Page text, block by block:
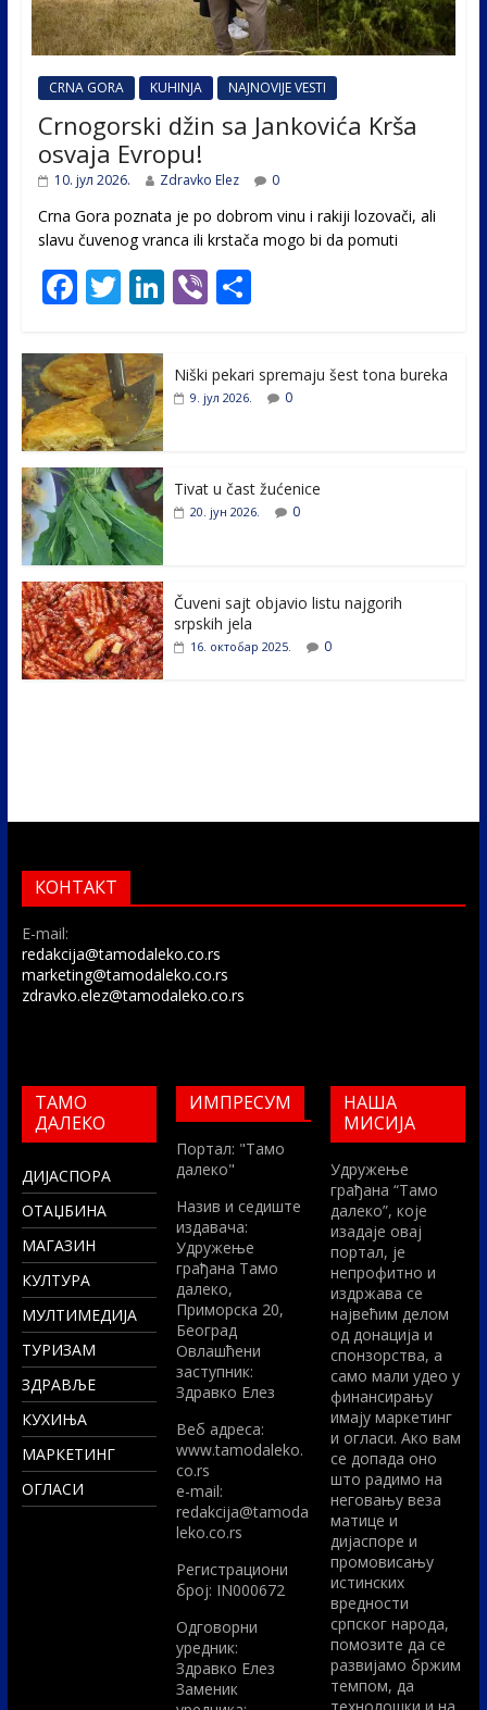
CRNA GORA KUHINJA NAJNOVIJE VESTI
Crnogorski džin sa Jankovića Krša
osvaja Evropu!
10. јул 2026. Zdravko Elez 0
Crna Gora poznata je po dobrom vinu i rakiji lozovači, ali
slavu čuvenog vranca ili krstača mogo bi da pomuti
F
e
b
o
o
k
T
itt
er
Li
e
Vi
er
S
e
Niški pekari spremaju šest tona bureka
9. јул 2026. 0
Tivat u čast žućenice
20. јун 2026. 0
Čuveni sajt objavio listu najgorih
srpskih jela
16. октобар 2025. 0
КОНТАКТ
E-mail:
redakcija@tamodaleko.co.rs
marketing@tamodaleko.co.rs
zdravko.elez@tamodaleko.co.rs
ТАМО
ДАЛЕКО
ДИЈАСПОРА
ОТАЏБИНА
МАГАЗИН
КУЛТУРА
МУЛТИМЕДИЈА
ТУРИЗАМ
ЗДРАВЉЕ
КУХИЊА
МАРКЕТИНГ
ОГЛАСИ
ИМПРЕСУМ
Портал: "Тамо
далеко"
Назив и седиште
издавача:
Удружење
грађана Тамо
далеко,
Приморска 20,
Београд
Овлашћени
заступник:
Здравко Елез
Вeб адреса:
www.tamodaleko.
co.rs
e-mail:
redakcija@tamoda
leko.co.rs
Регистрациони
број: IN000672
Одговорни
уредник:
Здравко Елез
Заменик
НАША
МИСИЈА
Удружење
грађана “Тамо
далеко”, које
изадаје овај
портал, је
непрофитно и
издржава се
највећим делом
од донација и
спонзорства, а
само мали удео у
финансирању
имају маркетинг
и огласи. Ако вам
се допада оно
што радимо на
неговању веза
матице и
дијаспоре и
промовисању
истинских
вредности
српског народа,
помозите да се
развијамо бржим
темпом, да